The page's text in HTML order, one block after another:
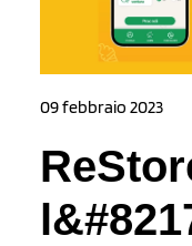
09 febbraio 2023